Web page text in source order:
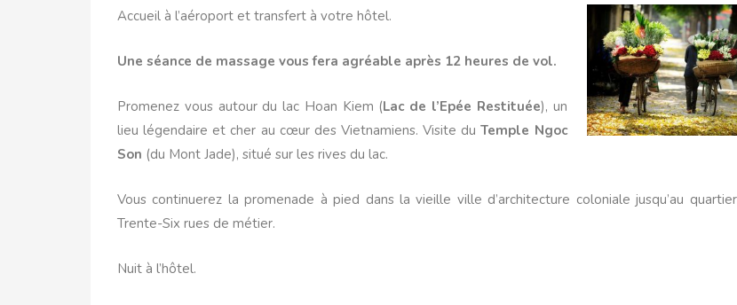
Accueil à l’aéroport et transfert à votre hôtel.
Une séance de massage vous fera agréable après 12 heures de vol.
Promenez vous autour du lac Hoan Kiem (Lac de l’Epée Restituée), un
lieu légendaire et cher au cœur des Vietnamiens. Visite duTemple Ngoc
Son (du Mont Jade), situé sur les rives du lac.
Vous continuerez la promenade à pied dans la vieille ville d’architecture coloniale jusqu’au
Trente-Six rues de métier.
Nuit à l’hôtel.